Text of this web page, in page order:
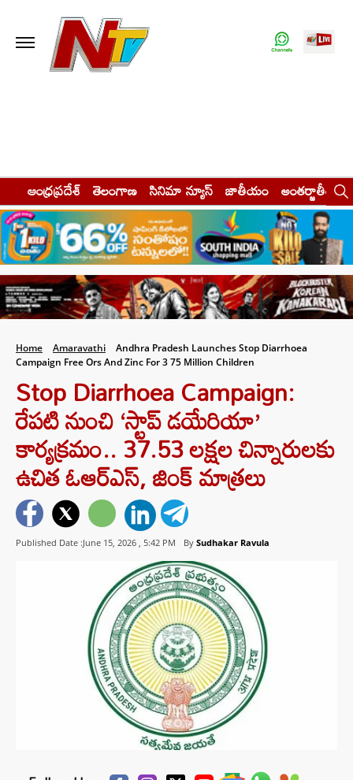
ఆంధ్రప్రదేశ్ తెలంగాణ సినిమా న్యూస్ జాతీయం అంతర్జాతీయం
Home Amaravathi
Andhra Pradesh Launches Stop Diarrhoea
Campaign Free Ors And Zinc For 3 75 Million Children
Stop Diarrhoea Campaign:
రేపటి నుంచి ‘స్టాప్ డయేరియా’
కార్యక్రమం.. 37.53 లక్షల చిన్నారులకు
ఉచిత ఓఆర్ఎస్, జింక్ మాత్రలు
Published Date :June 15, 2026 , 5:42 PM By Sudhakar Ravula